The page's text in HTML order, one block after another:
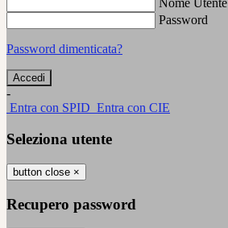
Nome Utente
Password
Password dimenticata?
-
Entra con SPID Entra con CIE
Seleziona utente
button close ×
Recupero password